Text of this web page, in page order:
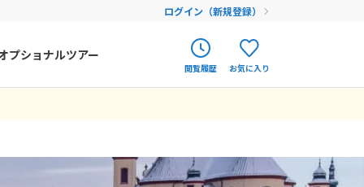
ログイン（新規登録）
アイルランド
プショナルツアー
閲覧履歴 お気に入り